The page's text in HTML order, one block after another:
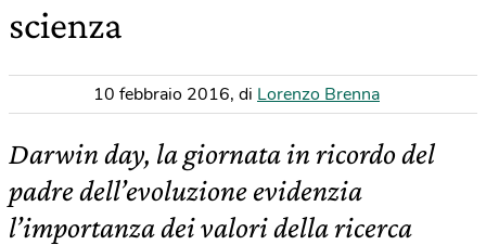
scienza
10 febbraio 2016, di Lorenzo Brenna
Darwin day, la giornata in ricordo del
padre dell’evoluzione evidenzia
l’importanza dei valori della ricerca